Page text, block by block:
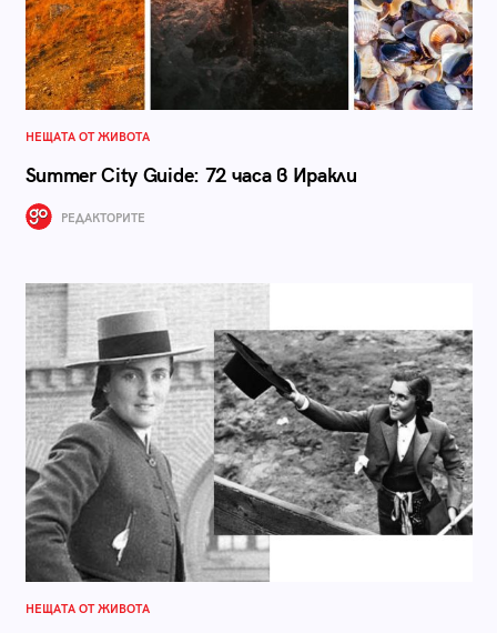
НЕЩАТА ОТ ЖИВОТА
Summer City Guide: 72 часа в Иракли
РЕДАКТОРИТЕ
НЕЩАТА ОТ ЖИВОТА